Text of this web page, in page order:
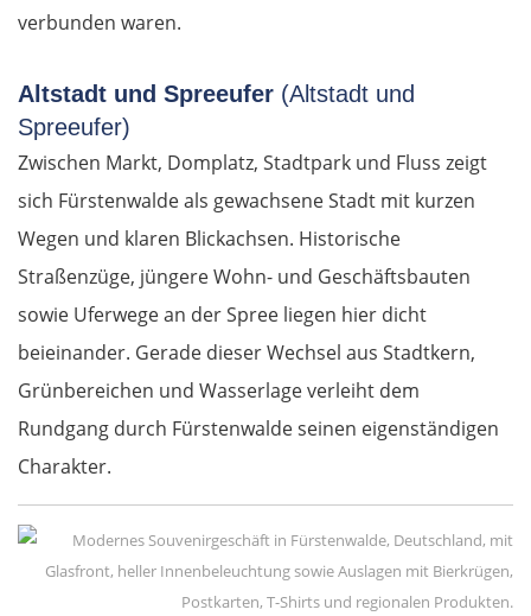
verbunden waren.
Altstadt und Spreeufer (Altstadt und
Spreeufer)
Zwischen Markt, Domplatz, Stadtpark und Fluss zeigt
sich Fürstenwalde als gewachsene Stadt mit kurzen
Wegen und klaren Blickachsen. Historische
Straßenzüge, jüngere Wohn- und Geschäftsbauten
sowie Uferwege an der Spree liegen hier dicht
beieinander. Gerade dieser Wechsel aus Stadtkern,
Grünbereichen und Wasserlage verleiht dem
Rundgang durch Fürstenwalde seinen eigenständigen
Charakter.